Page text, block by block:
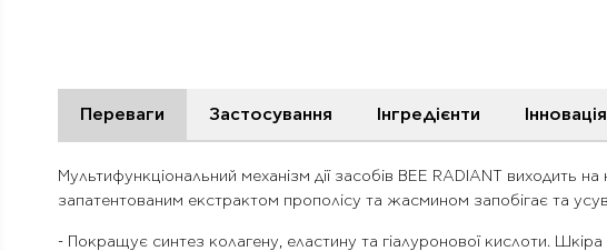
Переваги Застосування Інгредієнти Інновація
Мультифункціональний механізм дії засобів BEE RADIANT виходить
запатентованим екстрактом прополісу та жасмином запобігає та
- Покращує синтез колагену, еластину та гіалуронової кислоти.